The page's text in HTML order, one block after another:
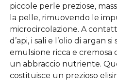
piccole perle preziose,
la pelle, rimuovendo le
microcircolazione. A
d’api, i sali e l’olio di argan
emulsione ricca e cremosa
un abbraccio nutriente.
costituisce un prezioso